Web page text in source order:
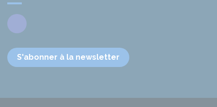
Facebook
S'abonner à la newsletter